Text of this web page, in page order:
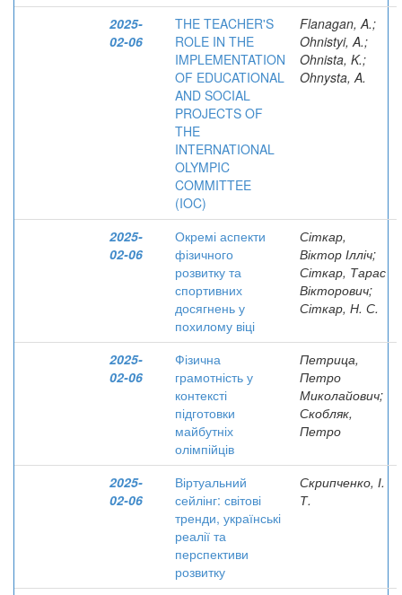
2025-
02-06
THE TEACHER'S
ROLE IN THE
IMPLEMENTATION
OF EDUCATIONAL
AND SOCIAL
PROJECTS OF
THE
INTERNATIONAL
OLYMPIC
COMMITTEE
(IOC)
Flanagan, A.;
Ohnistyi, A.;
Ohnista, K.;
Ohnysta, A.
2025-
02-06
Окремі аспекти
фізичного
розвитку та
спортивних
досягнень у
похилому віці
Сіткар,
Віктор Ілліч;
Сіткар, Тарас
Вікторович;
Сіткар, Н. С.
2025-
02-06
Фізична
грамотність у
контексті
підготовки
майбутніх
олімпійців
Петрица,
Петро
Миколайович;
Скобляк,
Петро
2025-
02-06
Віртуальний
сейлінг: світові
тренди, українські
реалії та
перспективи
розвитку
Скрипченко, І.
Т.